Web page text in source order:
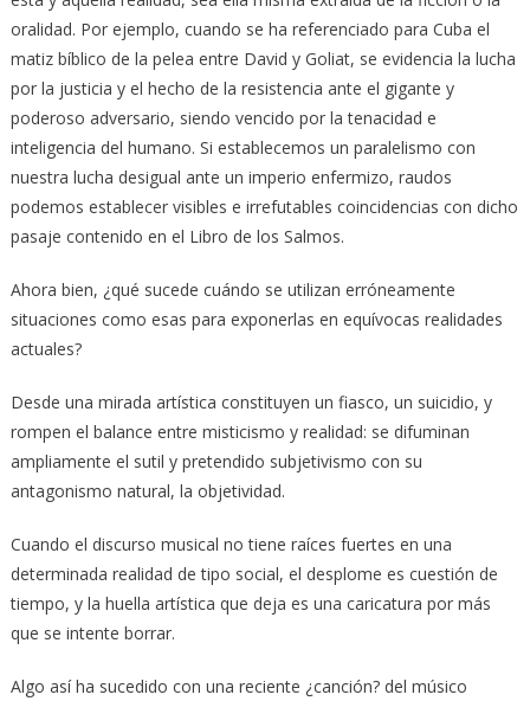
oralidad. Por ejemplo, cuando se ha referenciado para Cuba el
matiz bíblico de la pelea entre David y Goliat, se evidencia la lucha
por la justicia y el hecho de la resistencia ante el gigante y
poderoso adversario, siendo vencido por la tenacidad e
inteligencia del humano. Si establecemos un paralelismo con
nuestra lucha desigual ante un imperio enfermizo, raudos
podemos establecer visibles e irrefutables coincidencias con dicho
pasaje contenido en el Libro de los Salmos.
Ahora bien, ¿qué sucede cuándo se utilizan erróneamente
situaciones como esas para exponerlas en equívocas realidades
actuales?
Desde una mirada artística constituyen un fiasco, un suicidio, y
rompen el balance entre misticismo y realidad: se difuminan
ampliamente el sutil y pretendido subjetivismo con su
antagonismo natural, la objetividad.
Cuando el discurso musical no tiene raíces fuertes en una
determinada realidad de tipo social, el desplome es cuestión de
tiempo, y la huella artística que deja es una caricatura por más
que se intente borrar.
Algo así ha sucedido con una reciente ¿canción? del músico